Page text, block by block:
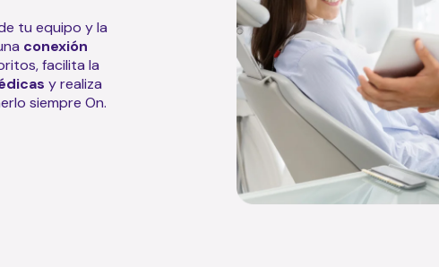
tu equipo y la
conexión
facilita la
y realiza
siempre On.